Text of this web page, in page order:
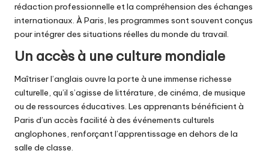
rédaction professionnelle et la compréhension des échanges
internationaux. À Paris, les programmes sont souvent conçus
pour intégrer des situations réelles du monde du travail.
Un accès à une culture mondiale
Maîtriser l’anglais ouvre la porte à une immense richesse
culturelle, qu’il s’agisse de littérature, de cinéma, de musique
ou de ressources éducatives. Les apprenants bénéficient à
Paris d’un accès facilité à des événements culturels
anglophones, renforçant l’apprentissage en dehors de la
salle de classe.